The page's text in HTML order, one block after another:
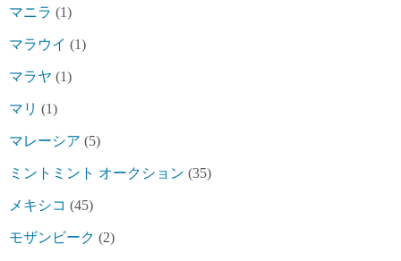
マニラ (1)
マラウイ (1)
マラヤ (1)
マリ (1)
マレーシア (5)
ミントミント オークション (35)
メキシコ (45)
モザンビーク (2)